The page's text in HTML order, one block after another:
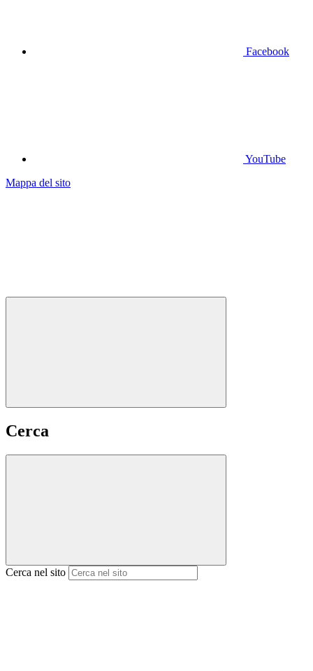
Facebook
YouTube
Mappa del sito
Cerca
Cerca nel sito